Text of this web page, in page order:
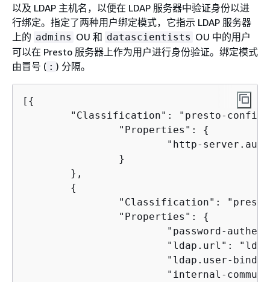
以及 LDAP 主机名，以便在 LDAP 服务器中验证身份以进
行绑定。指定了两种用户绑定模式，它指示 LDAP 服务器
上的 admins OU 和 datascientists OU 中的用户
可以在 Presto 服务器上作为用户进行身份验证。绑定模式
由冒号 ( : ) 分隔。
[ {
"Classification": "presto-
                "Properties":
{
"http-
                }
        },
{
"Classification":
                "Properties":
{
"password-
"ldap.url":
"ldap.user-bind-
"internal-